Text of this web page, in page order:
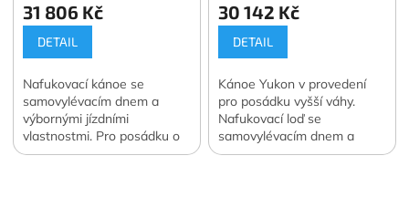
31 806 Kč
DETAIL
Nafukovací kánoe se
samovylévacím dnem a
výbornými jízdními
vlastnostmi. Pro posádku o
celkové váze 100 - 190 kg.
30 142 Kč
DETAIL
Kánoe Yukon v provedení
pro posádku vyšší váhy.
Nafukovací loď se
samovylévacím dnem a
výbornými jízdními